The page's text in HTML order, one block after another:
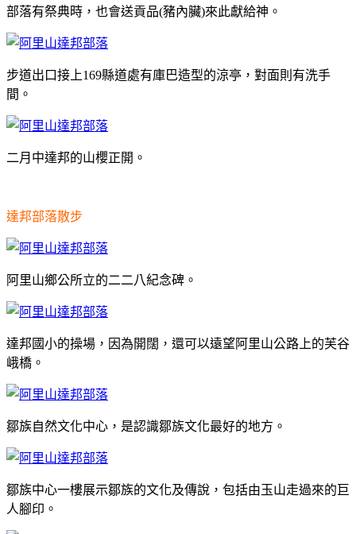
部落有祭典時，也會送貢品(豬內臟)來此獻給神。
步道出口接上169縣道處有庫巴造型的涼亭，對面則有洗手
間。
二月中達邦的山櫻正開。
達邦部落散步
阿里山鄉公所立的二二八紀念碑。
達邦國小的操場，因為開闊，還可以遠望阿里山公路上的芙谷
峨橋。
鄒族自然文化中心，是認識鄒族文化最好的地方。
鄒族中心一樓展示鄒族的文化及傳說，包括由玉山走過來的巨
人腳印。